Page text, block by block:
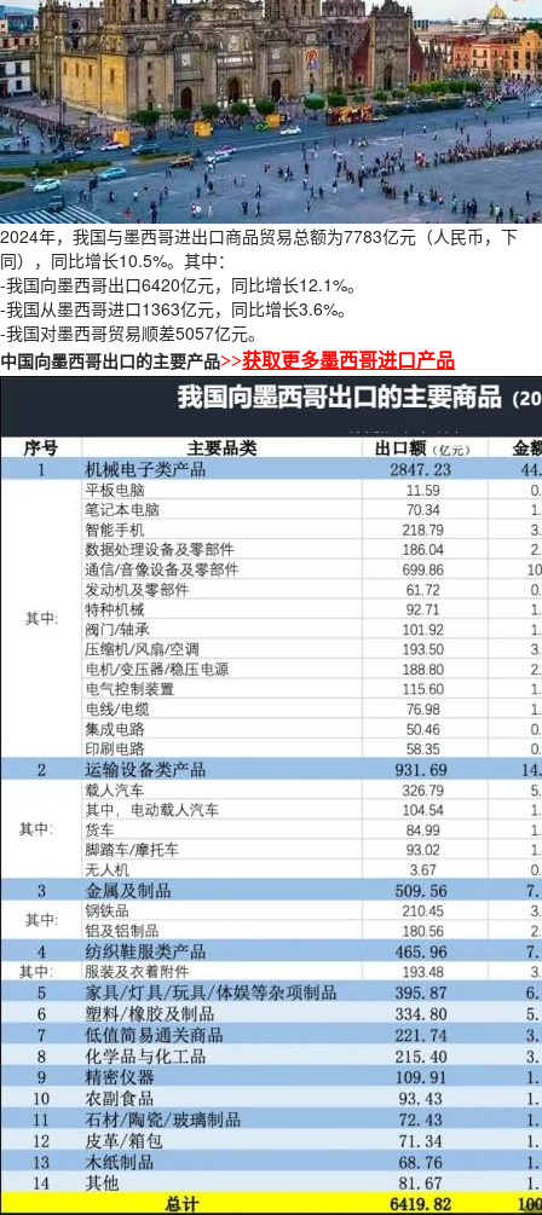
2024年，我国与墨西哥进出口商品贸易总额为7783亿元（人民币，下
同），同比增长10.5%。其中：
-我国向墨西哥出口6420亿元，同比增长12.1%。
-我国从墨西哥进口1363亿元，同比增长3.6%。
-我国对墨西哥贸易顺差5057亿元。
中国向墨西哥出口的主要产品>>获取更多墨西哥进口产品